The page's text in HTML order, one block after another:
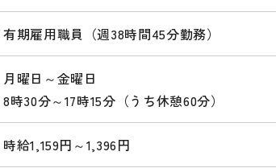
有期雇用職員（週38時間45分勤務）
月曜日～金曜日
8時30分～17時15分（うち休憩60分）
時給1,159円～1,396円